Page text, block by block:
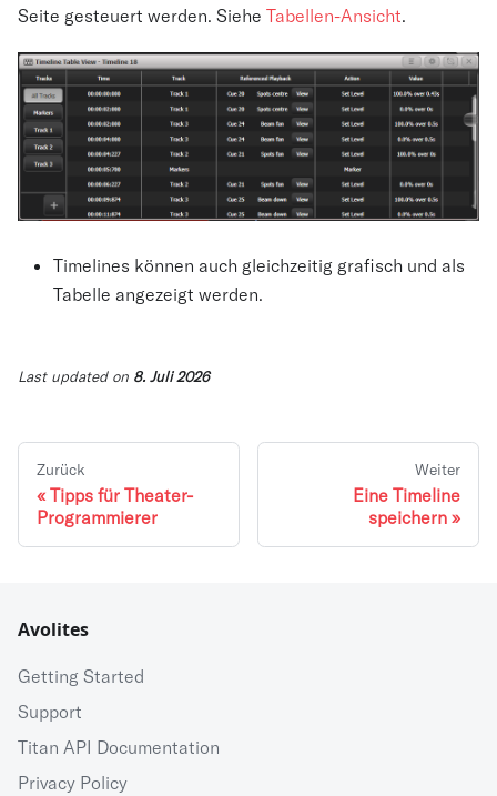
Seite gesteuert werden. Siehe Tabellen-Ansicht.
Timelines können auch gleichzeitig grafisch und als
Tabelle angezeigt werden.
Last updatedon 8. Juli 2026
Zurück
Tipps für Theater-
Programmierer
Weiter
Eine Timeline
speichern
Avolites
Getting Started
Support
Titan API Documentation
Privacy Policy